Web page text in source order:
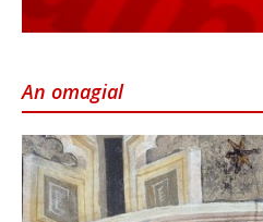
An omagial